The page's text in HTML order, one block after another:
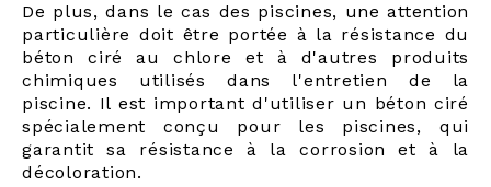
De plus, dans le cas des piscines, une attention
particulière doit être portée à la résistance du
béton ciré au chlore et à d'autres produits
chimiques utilisés dans l'entretien de la
piscine. Il est important d'utiliser un béton ciré
spécialement conçu pour les piscines, qui
garantit sa résistance à la corrosion et à la
décoloration.